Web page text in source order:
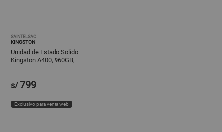
SAINTELSAC
KINGSTON
Unidad de Estado Solido
Kingston A400, 960GB,
s/799
Exclusivo para venta web